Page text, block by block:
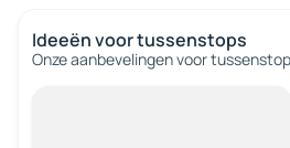
Ideeën voor tussenstops
Onze aanbevelingen voor